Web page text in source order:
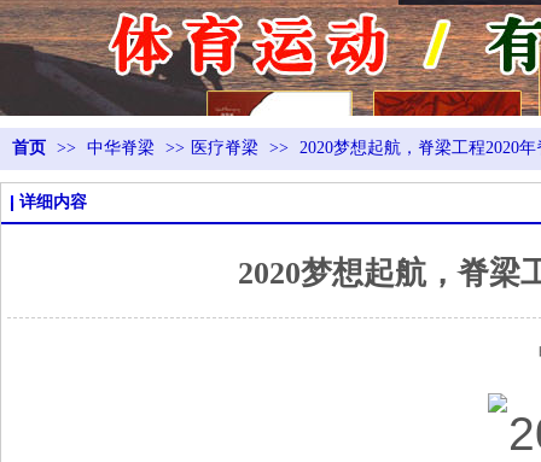
首页 >> 中华脊梁 >> 医疗脊梁 >> 2020梦想起航，脊梁工程2020
详细内容
2020梦想起航，脊梁